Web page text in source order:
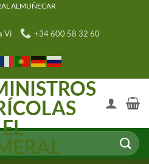
ALMUÑECAR
Vi +34 600 58 32 60
EL